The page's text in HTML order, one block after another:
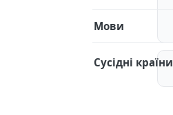
Мови
Сусідні країни